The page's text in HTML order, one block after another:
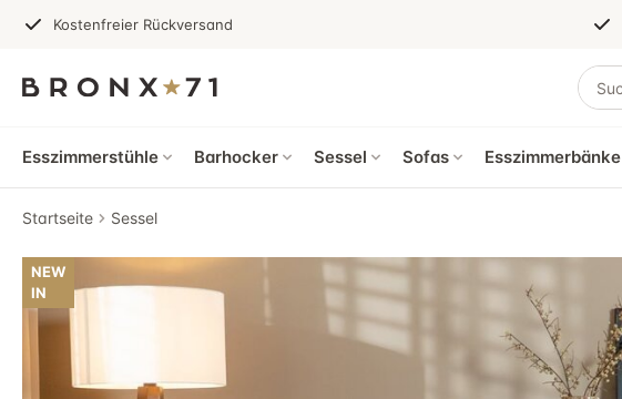
Kostenfreier Rückversand
Esszimmerstühle Barhocker Sessel Sofas Esszimmerbänke
Startseite Sessel
NEW
IN